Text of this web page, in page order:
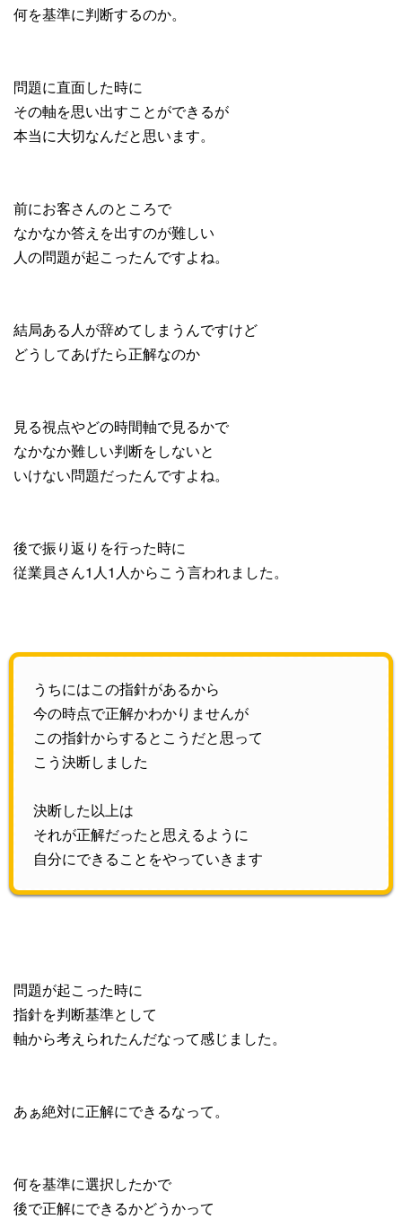
何を基準に判断するのか。
問題に直面した時に
その軸を思い出すことができるが
本当に大切なんだと思います。
前にお客さんのところで
なかなか答えを出すのが難しい
人の問題が起こったんですよね。
結局ある人が辞めてしまうんですけど
どうしてあげたら正解なのか
見る視点やどの時間軸で見るかで
なかなか難しい判断をしないと
いけない問題だったんですよね。
後で振り返りを行った時に
従業員さん1人1人からこう言われました。
うちにはこの指針があるから
今の時点で正解かわかりませんが
この指針からするとこうだと思って
こう決断しました
決断した以上は
それが正解だったと思えるように
自分にできることをやっていきます
問題が起こった時に
指針を判断基準として
軸から考えられたんだなって感じました。
あぁ絶対に正解にできるなって。
何を基準に選択したかで
後で正解にできるかどうかって